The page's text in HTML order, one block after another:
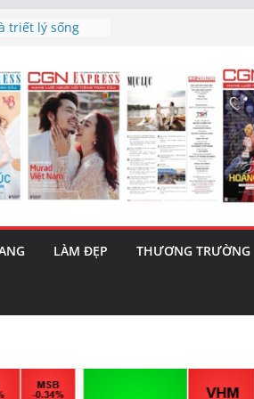
và nguy cơ trốn
mai”
phiên tăng
– 1 Cơ hội
cùng MTH
8): Bật tăng
LÀM ĐẸP THƯƠNG TRƯỜNG